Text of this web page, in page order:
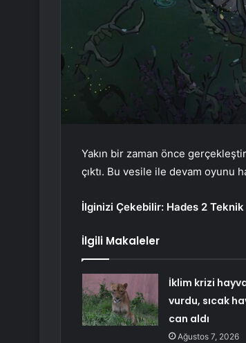
Yakın bir zaman önce
çıktı. Bu vesile ile devam oyunu
İlginizi Çekebilir: Hades 2 Teknik
İlgili Makaleler
İklim krizi
vurdu, sıcak
can aldı
Ağustos 7, 2026